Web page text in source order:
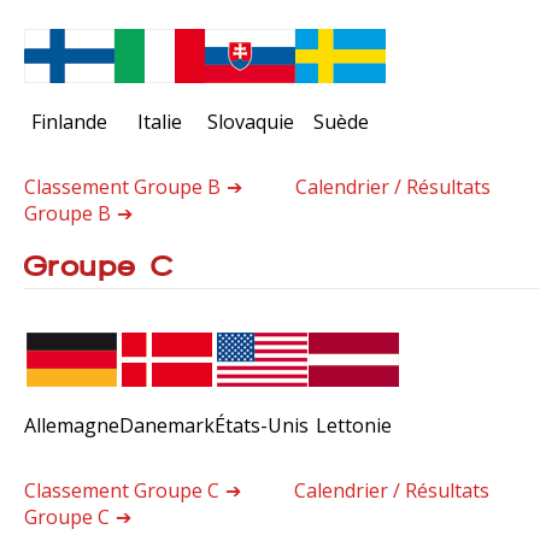
Finlande Italie Slovaquie Suède
Classement Groupe B
Calendrier / Résultats
Groupe B
Groupe C
AllemagneDanemarkÉtats-Unis Lettonie
Classement Groupe C
Calendrier / Résultats
Groupe C